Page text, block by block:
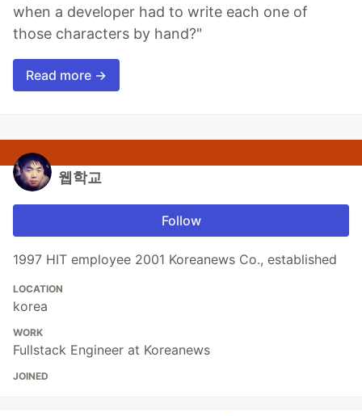
when a developer had to write each one of
those characters by hand?"
Read more →
웹학교
Follow
1997 HIT employee 2001 Koreanews Co., established
LOCATION
korea
WORK
Fullstack Engineer at Koreanews
JOINED